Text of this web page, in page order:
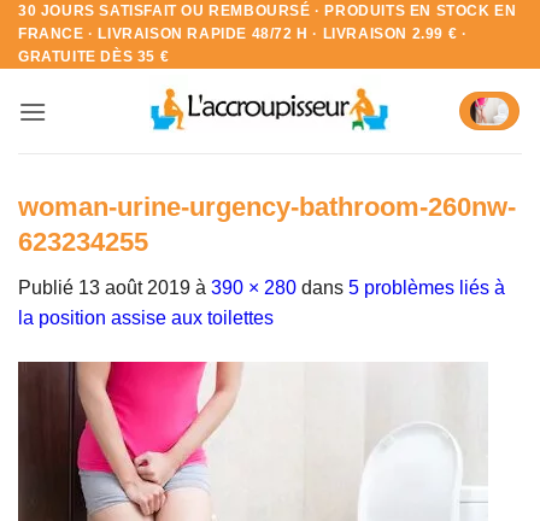
Passer
au
contenu
30 JOURS SATISFAIT OU REMBOURSÉ · PRODUITS EN STOCK EN
FRANCE · LIVRAISON RAPIDE 48/72 H · LIVRAISON 2.99 € ·
GRATUITE DÈS 35 €
woman-urine-urgency-bathroom-260nw-
623234255
Publié 13 août 2019 à 390 × 280 dans 5 problèmes liés à
la position assise aux toilettes